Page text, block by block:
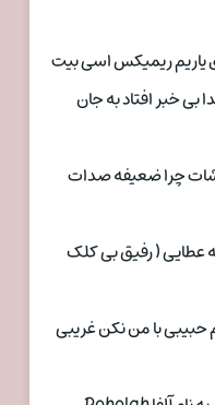
یاریم ریمیکس اسی بیت
بی خبر افتاد به جان
چرا ضعیفه صدات
عطایی ( رفیق بی کلک
حبیبی با من نکن غریبی